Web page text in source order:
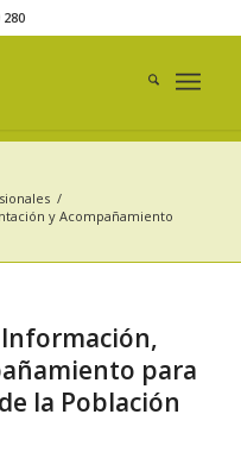
280
/
y Acompañamiento
para
la Población